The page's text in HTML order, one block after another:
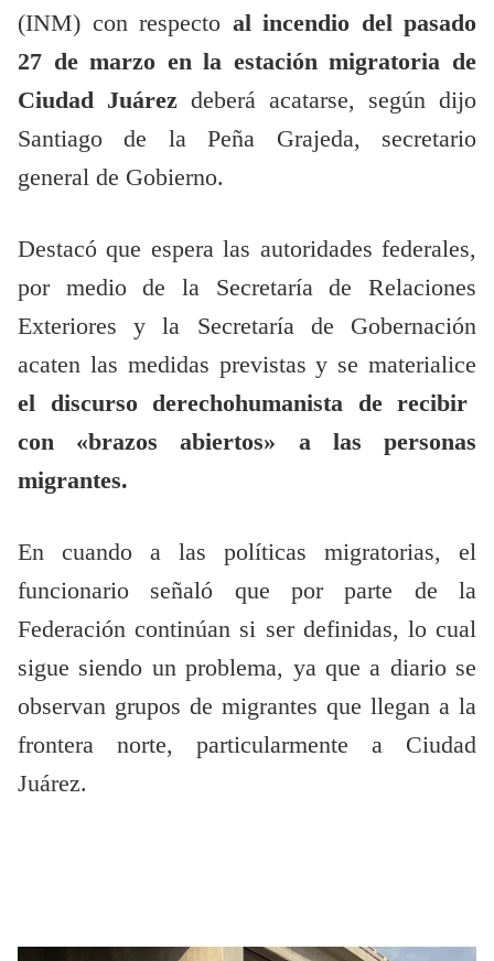
(INM) con respecto al incendio del pasado
27 de marzo en la estación migratoria de
Ciudad Juárez deberá acatarse, según dijo
Santiago de la Peña Grajeda, secretario
general de Gobierno.
Destacó que espera las autoridades federales,
por medio de la Secretaría de Relaciones
Exteriores y la Secretaría de Gobernación
acaten las medidas previstas y se materialice
el discurso derechohumanista de recibir
con «brazos abiertos» a las personas
migrantes.
En cuando a las políticas migratorias, el
funcionario señaló que por parte de la
Federación continúan si ser definidas, lo cual
sigue siendo un problema, ya que a diario se
observan grupos de migrantes que llegan a la
frontera norte, particularmente a Ciudad
Juárez.